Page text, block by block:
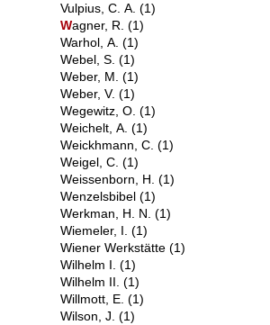
Vulpius, C. A.(1)
Wagner, R.(1)
Warhol, A.(1)
Webel, S.(1)
Weber, M.(1)
Weber, V.(1)
Wegewitz, O.(1)
Weichelt, A.(1)
Weickhmann, C.(1)
Weigel, C.(1)
Weissenborn, H.(1)
Wenzelsbibel(1)
Werkman, H. N.(1)
Wiemeler, I.(1)
Wiener Werkstätte(1)
Wilhelm I.(1)
Wilhelm II.(1)
Willmott, E.(1)
Wilson, J.(1)